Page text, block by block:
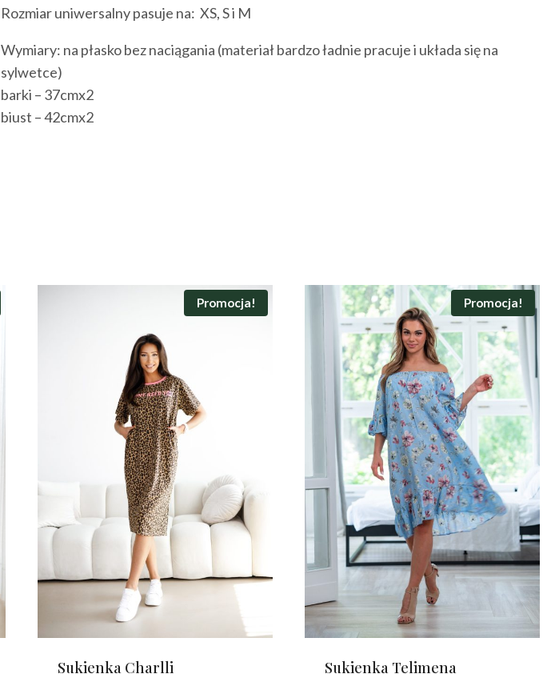
Rozmiar uniwersalny pasuje na: XS, S i M
Wymiary: na płasko bez naciągania (materiał bardzo ładnie pracuje i układa się na
sylwetce)
barki – 37cmx2
biust – 42cmx2
Promocja!
Sukienka Charlli
Promocja!
Sukienka Telimena